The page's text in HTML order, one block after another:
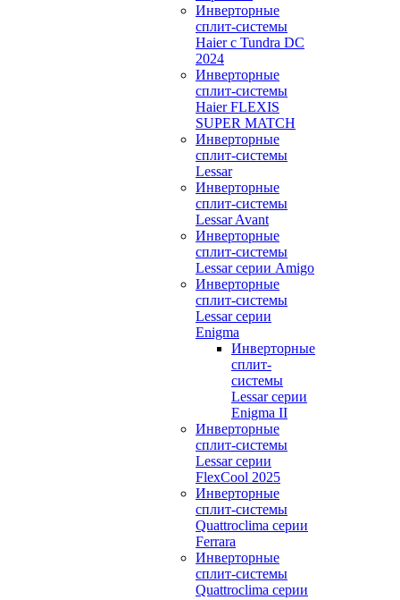
Инверторные
сплит-системы
Haier c Tundra DC
2024
Инверторные
сплит-системы
Haier FLEXIS
SUPER MATCH
Инверторные
сплит-системы
Lessar
Инверторные
сплит-системы
Lessar Avant
Инверторные
сплит-системы
Lessar серии Amigo
Инверторные
сплит-системы
Lessar серии
Enigma
Инверторные
сплит-
системы
Lessar серии
Enigma II
Инверторные
сплит-системы
Lessar серии
FlexCool 2025
Инверторные
сплит-системы
Quattroclima серии
Ferrara
Инверторные
сплит-системы
Quattroclima серии